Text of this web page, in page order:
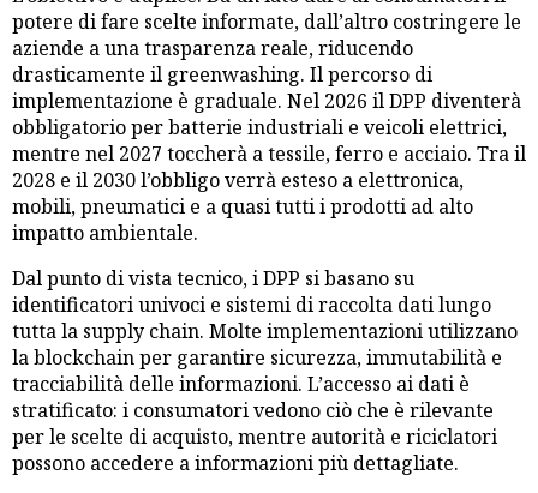
potere di fare scelte informate, dall’altro costringere le
aziende a una trasparenza reale, riducendo
drasticamente il greenwashing. Il percorso di
implementazione è graduale. Nel 2026 il DPP diventerà
obbligatorio per batterie industriali e veicoli elettrici,
mentre nel 2027 toccherà a tessile, ferro e acciaio. Tra il
2028 e il 2030 l’obbligo verrà esteso a elettronica,
mobili, pneumatici e a quasi tutti i prodotti ad alto
impatto ambientale.
Dal punto di vista tecnico, i DPP si basano su
identificatori univoci e sistemi di raccolta dati lungo
tutta la supply chain. Molte implementazioni utilizzano
la blockchain per garantire sicurezza, immutabilità e
tracciabilità delle informazioni. L’accesso ai dati è
stratificato: i consumatori vedono ciò che è rilevante
per le scelte di acquisto, mentre autorità e riciclatori
possono accedere a informazioni più dettagliate.